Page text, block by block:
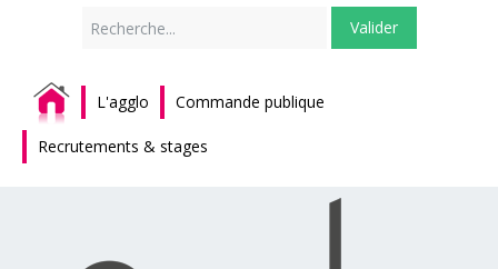
Valider
L'agglo Commande publique
Recrutements & stages